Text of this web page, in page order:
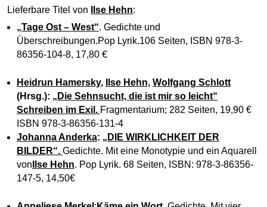
Lieferbare Titel von
Ilse Hehn:
„Tage Ost – West“. Gedichte und
Überschreibungen.Pop Lyrik.106 Seiten, ISBN 978-3-
86356-104-8, 17,80 €
Heidrun Hamersky, Ilse Hehn, Wolfgang Schlott
(Hrsg.): „Die Sehnsucht, die ist mir so leicht“
Schreiben im Exil. Fragmentarium; 282 Seiten, 19,90 €
ISBN 978-3-86356-131-4
Johanna Anderka: „DIE WIRKLICHKEIT DER
BILDER“. Gedichte. Mit eine Monotypie und ein Aquarell
von Ilse Hehn. Pop Lyrik. 68 Seiten, ISBN: 978-3-86356-
147-5, 14,50€